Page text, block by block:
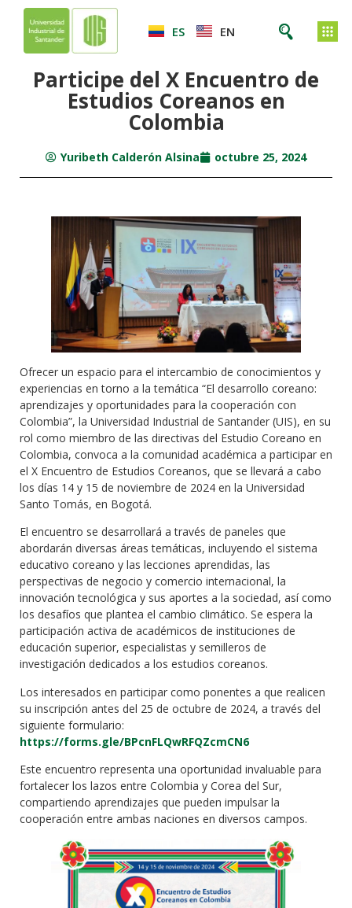
ES EN
Participe del X Encuentro de
Estudios Coreanos en
Colombia
Yuribeth Calderón Alsina octubre 25, 2024
Ofrecer un espacio para el intercambio de conocimientos y
experiencias en torno a la temática “El desarrollo coreano:
aprendizajes y oportunidades para la cooperación con
Colombia”, la Universidad Industrial de Santander (UIS), en su
rol como miembro de las directivas del Estudio Coreano en
Colombia, convoca a la comunidad académica a participar en
el X Encuentro de Estudios Coreanos, que se llevará a cabo
los días 14 y 15 de noviembre de 2024 en la Universidad
Santo Tomás, en Bogotá.
El encuentro se desarrollará a través de paneles que
abordarán diversas áreas temáticas, incluyendo el sistema
educativo coreano y las lecciones aprendidas, las
perspectivas de negocio y comercio internacional, la
innovación tecnológica y sus aportes a la sociedad, así como
los desafíos que plantea el cambio climático. Se espera la
participación activa de académicos de instituciones de
educación superior, especialistas y semilleros de
investigación dedicados a los estudios coreanos.
Los interesados en participar como ponentes a que realicen
su inscripción antes del 25 de octubre de 2024, a través del
siguiente formulario:
https://forms.gle/BPcnFLQwRFQZcmCN6
Este encuentro representa una oportunidad invaluable para
fortalecer los lazos entre Colombia y Corea del Sur,
compartiendo aprendizajes que pueden impulsar la
cooperación entre ambas naciones en diversos campos.